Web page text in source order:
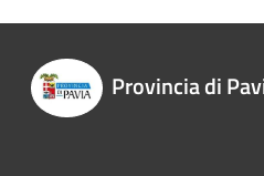
Provincia di